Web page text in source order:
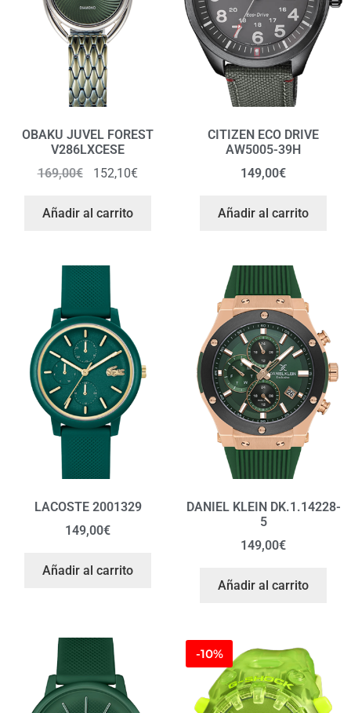
OBAKU JUVEL FOREST
V286LXCESE
169,00€ 152,10€
Añadir al carrito
CITIZEN ECO DRIVE
AW5005-39H
149,00€
Añadir al carrito
LACOSTE 2001329
149,00€
Añadir al carrito
DANIEL KLEIN DK.1.14228-
5
149,00€
Añadir al carrito
-10%